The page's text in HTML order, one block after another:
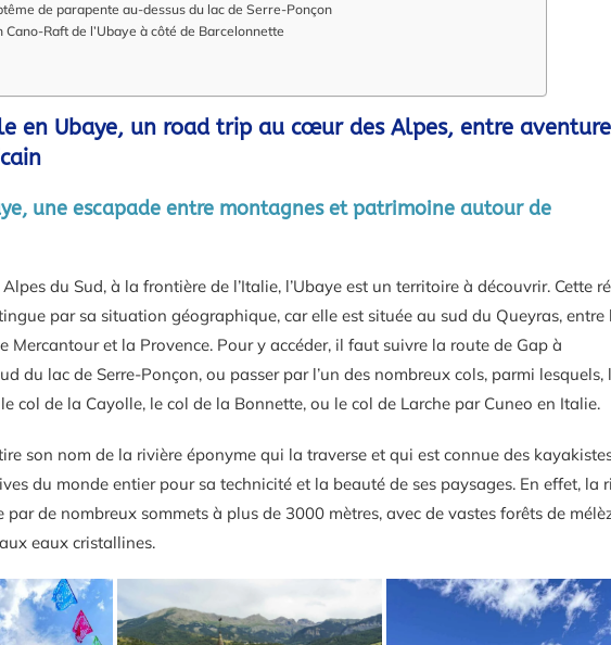
de parapente au-dessus du lac de Serre-Ponçon
Cano-Raft de l’Ubaye à côté de Barcelonnette
en Ubaye, un road trip au cœur des Alpes, entre
une escapade entre montagnes et patrimoine autour de
du Sud, à la frontière de l’Italie, l’Ubaye est un territoire à découvrir. Cette
par sa situation géographique, car elle est située au sud du Queyras, entre
Mercantour et la Provence. Pour y accéder, il faut suivre la route de Gap à
du lac de Serre-Ponçon, ou passer par l’un des nombreux cols, parmi lesquels,
le col de la Cayolle, le col de la Bonnette, ou le col de Larche par Cuneo en Italie.
tire son nom de la rivière éponyme qui la traverse et qui est connue des
du monde entier pour sa technicité et la beauté de ses paysages. En effet, la
par de nombreux sommets à plus de 3000 mètres, avec de vastes forêts de
eaux cristallines.